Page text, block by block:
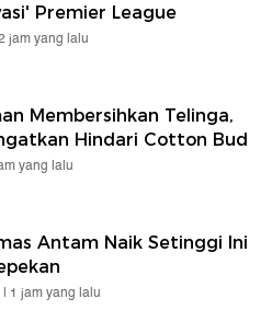
Premier League
jam yang lalu
Membersihkan Telinga,
Hindari Cotton Bud
yang lalu
Antam Naik Setinggi Ini
1 jam yang lalu